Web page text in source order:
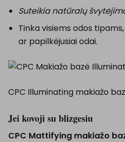
Suteikia natūralų
Tinka visiems odos
ar papilkėjusiai odai.
CPC Illuminating makiažo
Jei kovoji su blizgesiu
CPC Mattifying makiažo